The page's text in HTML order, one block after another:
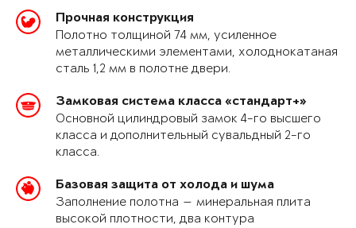
Прочная конструкция
Полотно толщиной 74 мм, усиленное
металлическими элементами, холоднокатаная
сталь 1,2 мм в полотне двери.
Замковая система класса «стандарт+»
Основной цилиндровый замок 4-го высшего
класса и дополнительный сувальдный 2-го
класса.
Базовая защита от холода и шума
Заполнение полотна — минеральная плита
высокой плотности, два контура